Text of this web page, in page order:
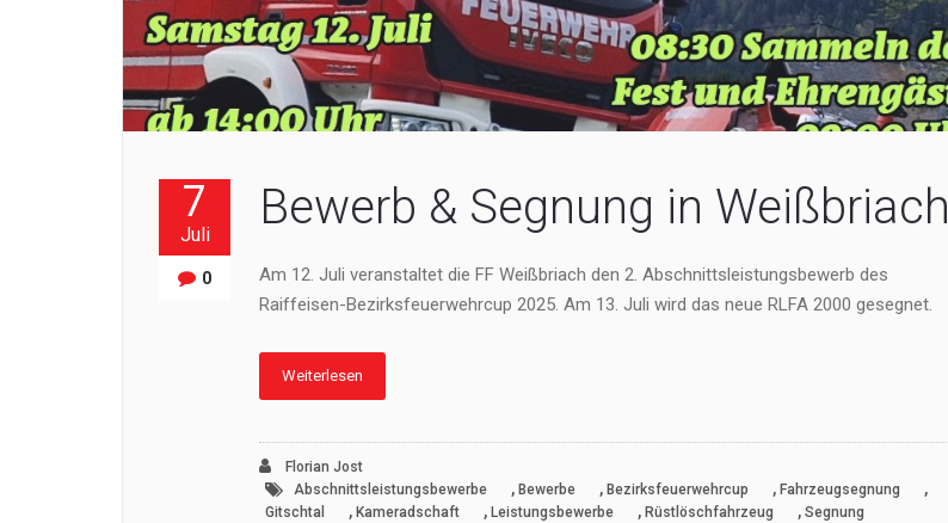
7
Juli
0
Bewerb & Segnung in Weißbriach
Am 12. Juli veranstaltet die FF Weißbriach den 2. Abschnittsleistungsbewerb des
Raiffeisen-Bezirksfeuerwehrcup 2025. Am 13. Juli wird das neue RLFA 2000 gesegnet.
Weiterlesen
Florian Jost
Abschnittsleistungsbewerbe
, Bewerbe , Bezirksfeuerwehrcup , Fahrzeugsegnung ,
Gitschtal , Kameradschaft , Leistungsbewerbe , Rüstlöschfahrzeug , Segnung